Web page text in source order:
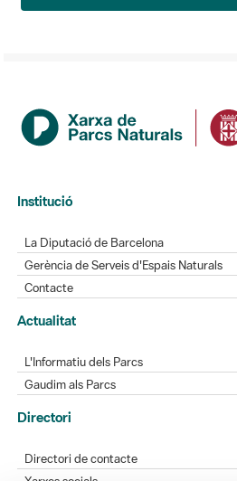
Institució
La Diputació de Barcelona
Gerència de Serveis d'Espais Naturals
Contacte
Actualitat
L'Informatiu dels Parcs
Gaudim als Parcs
Directori
Directori de contacte